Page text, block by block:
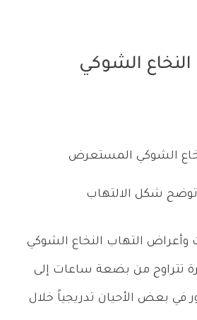
الشوكي
شكل الالتهاب
وأعراض التهاب النخاع الشوكي
تتراوح من بضعة ساعات إلى
في بعض الأحيان تدريجياً خلال